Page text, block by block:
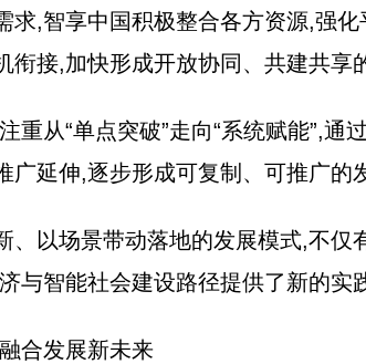
求,智享中国积极整合各方资源,强
衔接,加快形成开放协同、共建共享
重从“单点突破”走向“系统赋能”,
广延伸,逐步形成可复制、可推广的
、以场景带动落地的发展模式,不
与智能社会建设路径提供了新的实
合发展新未来